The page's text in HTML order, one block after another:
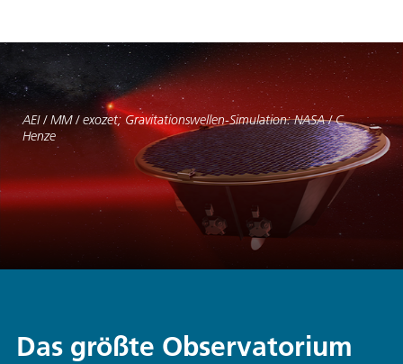
AEI / MM / exozet; Gravitationswellen-Simulation: NASA / C.
Henze
Das größte Observatorium